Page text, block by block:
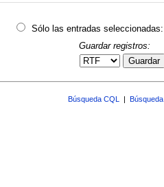
Sólo las entradas seleccionadas:
Guardar registros:
Guardar
Búsqueda CQL